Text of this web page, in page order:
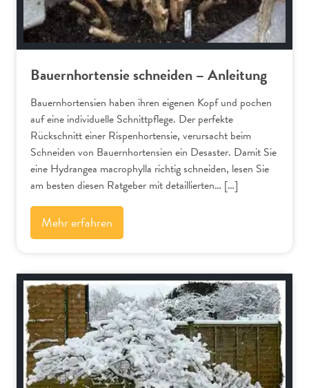
Bauernhortensie schneiden – Anleitung
Bauernhortensien haben ihren eigenen Kopf und pochen
auf eine individuelle Schnittpflege. Der perfekte
Rückschnitt einer Rispenhortensie, verursacht beim
Schneiden von Bauernhortensien ein Desaster. Damit Sie
eine Hydrangea macrophylla richtig schneiden, lesen Sie
am besten diesen Ratgeber mit detaillierten… […]
Mehr erfahren
Bäume und Sträucher